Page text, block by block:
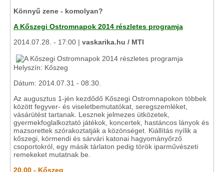
Könnyű zene - komolyan?
A Kőszegi Ostromnapok 2014 részletes programja
2014.07.28. - 17:00 | vaskarika.hu / MTI
Helyszín: Kőszeg
Dátum: 2014.07.31 - 08.30.
Az augusztus 1-jén kezdődő Kőszegi Ostromnapokon többek
között fegyver- és viseletbemutatókat, seregszemléket,
vásárütést tartanak. Lesznek jelmezes ütközetek,
gyermekfoglalkoztató játékok, koncertek, hastáncos lányok és
mazsorettek szórakoztatják a közönséget. Kiállítás nyílik a
kőszegi, körmendi és sárvári katonai hagyományőrző
csoportokról, egy másik tárlaton pedig török iparművészeti
remekeket mutatnak be.
20.00 - Kőszeg